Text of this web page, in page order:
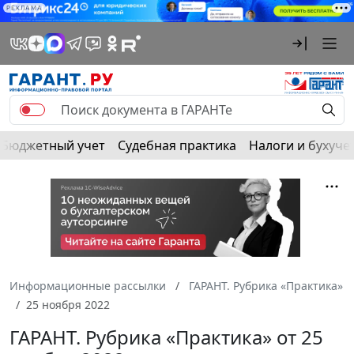
РЕКЛАМА
Бюджетный учет Судебная практика Налоги и
Информационные рассылки
ГАРАНТ. Рубрика «Практика»
25 ноября 2022
ГАРАНТ. Рубрика «Практика» от 25